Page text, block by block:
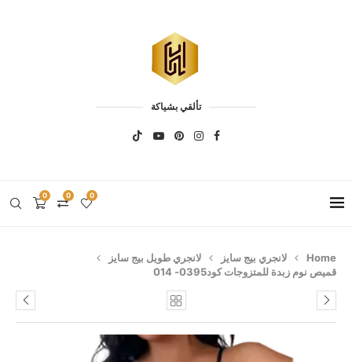
تألقي بشياكة
0 0 0
Home لانجري بيج سايز
لانجري طويل بيج سايز
قميص نوم زبدة للمتزوجات كود0395- 014